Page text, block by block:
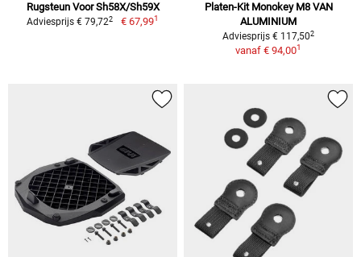
Rugsteun Voor Sh58X/Sh59X
Adviesprijs € 79,722 € 67,991
Platen-Kit Monokey M8 VAN
ALUMINIUM
Adviesprijs € 117,502
vanaf € 94,001